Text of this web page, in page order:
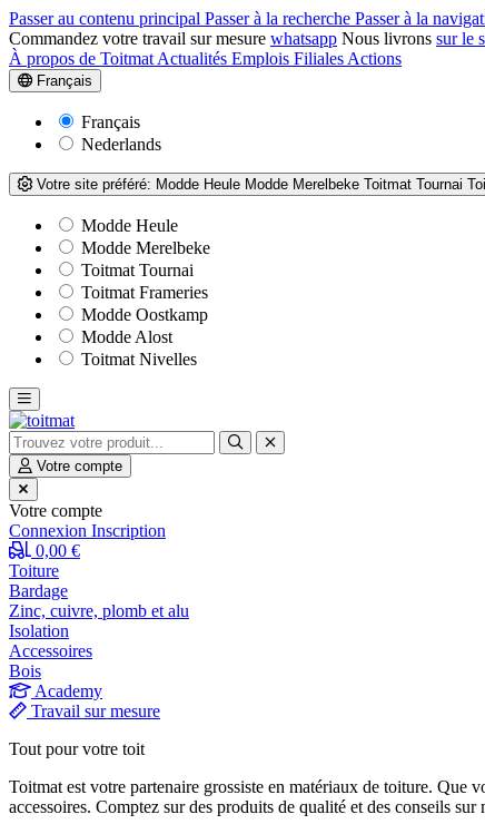
Passer au contenu principal Passer à la recherche Passer à la
Commandez votre travail sur mesure whatsapp Nous livrons sur le
À propos de Toitmat Actualités Emplois Filiales Actions
Français
Français
Nederlands
Votre site préféré: Modde Heule Modde Merelbeke Toitmat Tournai
Modde Heule
Modde Merelbeke
Toitmat Tournai
Toitmat Frameries
Modde Oostkamp
Modde Alost
Toitmat Nivelles
Votre compte
Votre compte
Connexion Inscription
0,00 €
Toiture
Bardage
Zinc, cuivre, plomb et alu
Isolation
Accessoires
Bois
Academy
Travail sur mesure
Tout pour votre toit
Toitmat est votre partenaire grossiste en matériaux de toiture. Que
accessoires. Comptez sur des produits de qualité et des conseils sur